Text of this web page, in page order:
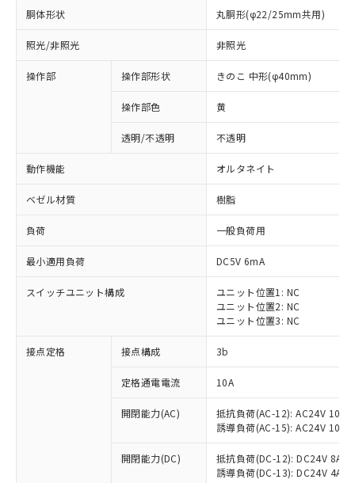
胴体形状 丸胴形(φ22/25mm共用)
照光/非照光 非照光
操作部 操作部形状 きのこ 中形(φ40mm)
操作部色 黄
透明/不透明 不透明
動作機能 オルタネイト
ベゼル材質 樹脂
負荷 一般負荷用
最小適用負荷 DC5V 6mA
スイッチユニット構成
ユニット位置1: NC
ユニット位置2: NC
ユニット位置3: NC
接点定格 接点構成 3b
定格通電電流 10A
開閉能力(AC)
抵抗負荷(AC-12): AC24V 10A/
誘導負荷(AC-15): AC24V
開閉能力(DC)
抵抗負荷(DC-12): DC24V 8A/
誘導負荷(DC-13): DC24V 4A/
ご利用条件
対応済み：EU RoHS指令（10物質）の
非含有に対応した製品が提供可能な商品で
有に対応した製品に切り替える予定のある